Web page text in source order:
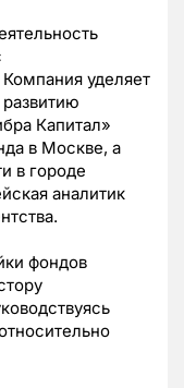
уделяет
Капитал»
в Москве, а
в городе
аналитик
фондов